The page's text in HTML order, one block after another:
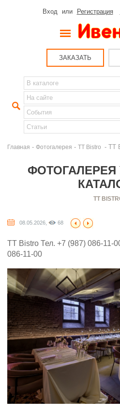
Вход или Регистрация
ЗАКАЗАТЬ
Главная - Фотогалерея - TT Bistro - TT
ФОТОГАЛЕРЕЯ
TT
08.05.2026, 68
TT Bistro Тел. +7 (987) 086-11-
086-11-00